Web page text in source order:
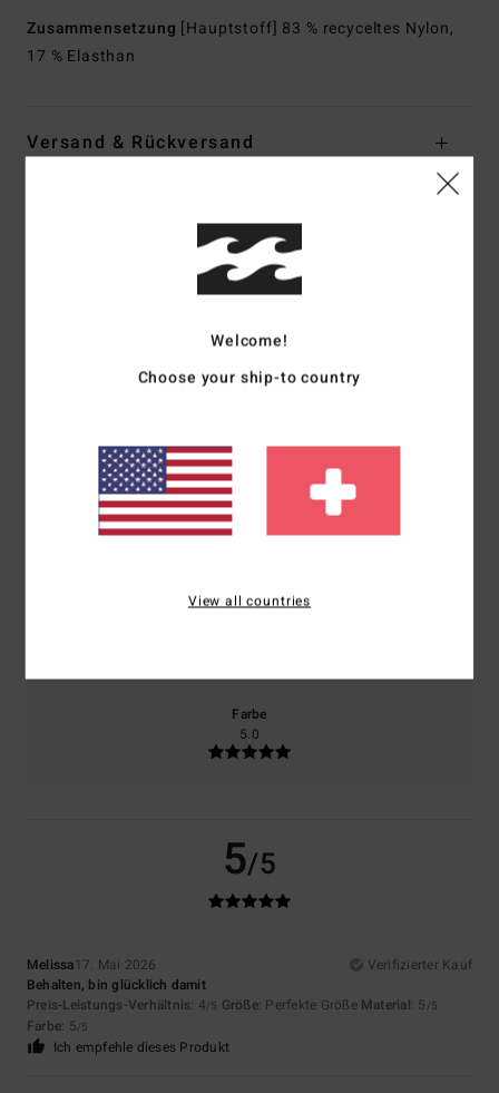
Zusammensetzung [Hauptstoff] 83 % recyceltes Nylon,
17 % Elasthan
Versand & Rückversand
Kundenbewertungen
5.0/5
basierend auf1 verifizierten Bewertungenseit Mai 2026
100% unserer Kunden empfehlen dieses Produkt
Komfort
NaN
Preis-Leistungs-Verhältnis
4.0
Farbe
5.0
5/5
Melissa17. Mai 2026
Verifizierter Kauf
Behalten, bin glücklich damit
Preis-Leistungs-Verhältnis: 4/5 Größe: Perfekte Größe Material: 5 /5
Farbe: 5/5
Ich empfehle dieses Produkt
Welcome!
Choose your ship-to country
View all countries